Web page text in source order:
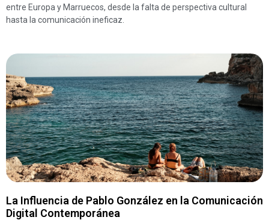
entre Europa y Marruecos, desde la falta de perspectiva cultural
hasta la comunicación ineficaz.
La Influencia de Pablo González en la Comunicación
Digital Contemporánea